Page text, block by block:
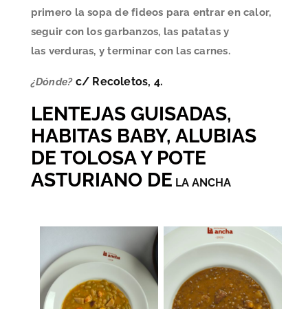
primero la sopa de fideos para entrar en calor,
seguir con los garbanzos, las patatas y
las verduras, y terminar con las carnes.
¿Dónde? c/ Recoletos, 4.
LENTEJAS GUISADAS,
HABITAS BABY, ALUBIAS
DE TOLOSA Y POTE
ASTURIANO DE LA ANCHA